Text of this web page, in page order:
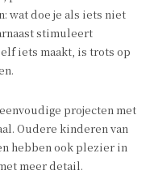
wat doe je als iets niet
stimuleert
iets maakt, is trots op
projecten met
Oudere kinderen van
hebben ook plezier in
meer detail.